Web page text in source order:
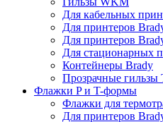
Для кабельных
Для принтеров
Для принтеров
Для стационарных
Контейнеры Brady
Прозрачные
Флажки P и T-формы
Флажки для
Для принтеров